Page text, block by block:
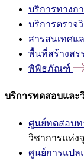
บริการทางก
บริการตรวจ
สารสนเทศแ
พื้นที่สร้างสร
พิพิธภัณฑ์
บริการทดสอบและ
ศูนย์ทดสอบท
วิชาการแห่ง
ศูนย์การแปล